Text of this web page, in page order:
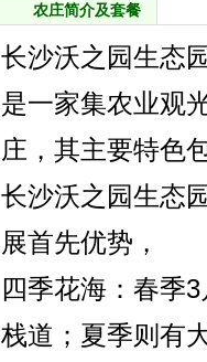
农庄简介及套餐
长沙沃之园生态
是一家集农业观
庄，其主要特色
长沙沃之园生态
展首先优势，
四季花海‌：春季
栈道；夏季则有